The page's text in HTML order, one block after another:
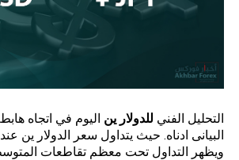
التحليل الفني للدولار ين اليوم في اتجاه
البيانى ادناه. حيث يتداول سعر الدولار ين
ويظهر التداول تحت معظم تقاطعات